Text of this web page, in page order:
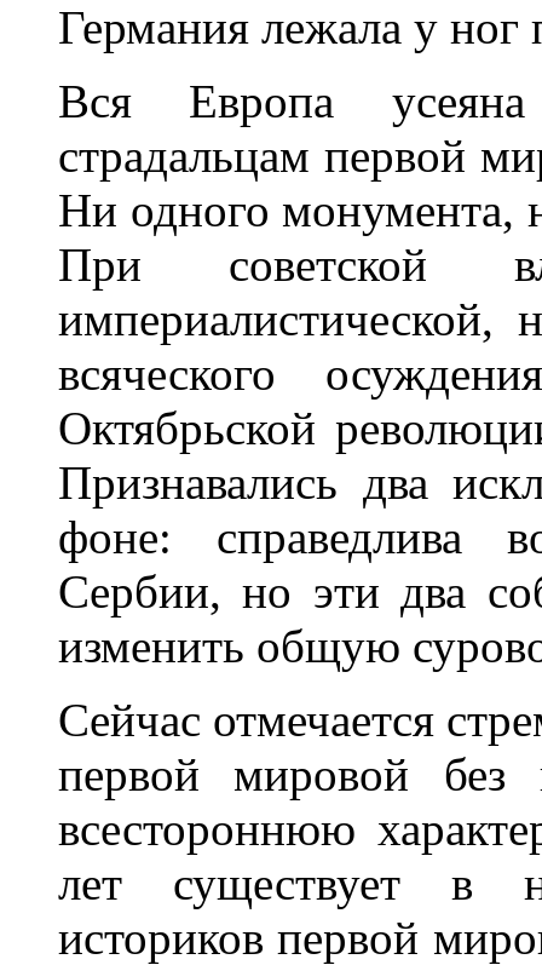
Германия лежала у ног
Вся Европа
страдальцам первой
Ни одного монумента,
При советской
империалистической,
всяческого
Октябрьской
Признавались два
фоне: справедлива
Сербии, но эти два
изменить общую
Сейчас отмечается
первой мировой
всестороннюю
лет существует в
историков первой